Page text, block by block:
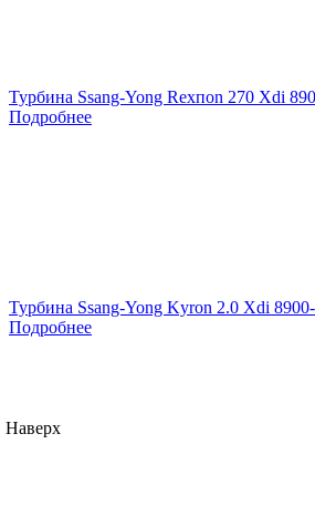
Турбина Ssang-Yong Rexпоn 270 Xdi
Подробнее
Турбина Ssang-Yong Kyron 2.0 Xdi
Подробнее
Наверх